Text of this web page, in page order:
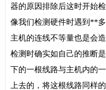
器的原因排除后这时开始
像我们检测硬件时遇到**
主机的连线不等量也是会
检测时确实如自己的推断
下的一根线路与主机内的
上去的，将这根线路同样